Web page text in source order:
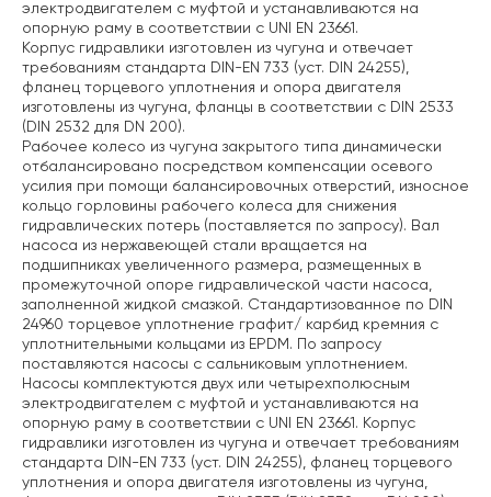
электродвигателем с муфтой и устанавливаются на
опорную раму в соответствии с UNI EN 23661.
Корпус гидравлики изготовлен из чугуна и отвечает
требованиям стандарта DIN-EN 733 (уст. DIN 24255),
фланец торцевого уплотнения и опора двигателя
изготовлены из чугуна, фланцы в соответствии с DIN 2533
(DIN 2532 для DN 200).
Рабочее колесо из чугуна закрытого типа динамически
отбалансировано посредством компенсации осевого
усилия при помощи балансировочных отверстий, износное
кольцо горловины рабочего колеса для снижения
гидравлических потерь (поставляется по запросу). Вал
насоса из нержавеющей стали вращается на
подшипниках увеличенного размера, размещенных в
промежуточной опоре гидравлической части насоса,
заполненной жидкой смазкой. Стандартизованное по DIN
24960 торцевое уплотнение графит/ карбид кремния с
уплотнительными кольцами из EPDM. По запросу
поставляются насосы с сальниковым уплотнением.
Насосы комплектуются двух или четырехполюсным
электродвигателем с муфтой и устанавливаются на
опорную раму в соответствии с UNI EN 23661. Корпус
гидравлики изготовлен из чугуна и отвечает требованиям
стандарта DIN-EN 733 (уст. DIN 24255), фланец торцевого
уплотнения и опора двигателя изготовлены из чугуна,